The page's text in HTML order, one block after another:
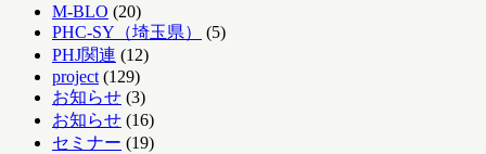
M-BLO (20)
PHC-SY（埼玉県）
(5)
PHJ関連 (12)
project (129)
お知らせ (3)
お知らせ (16)
セミナー (19)